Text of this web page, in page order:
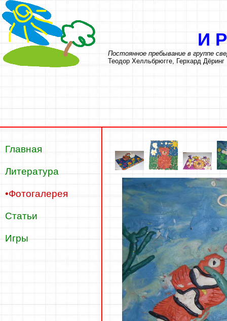
И
Постоянное пребывание в группе
Теодор Хелльбрюгге, Герхард Дёринг
Главная
Литература
•Фотогалерея
Статьи
Игры